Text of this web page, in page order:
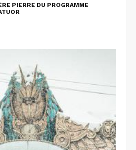
PIERRE DU PROGRAMME